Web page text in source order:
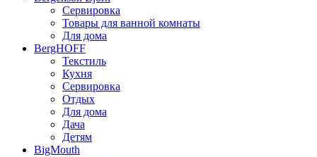
Сервировка
Товары для ванной комнаты
Для дома
BergHOFF
Текстиль
Кухня
Сервировка
Отдых
Для дома
Дача
Детям
BigMouth